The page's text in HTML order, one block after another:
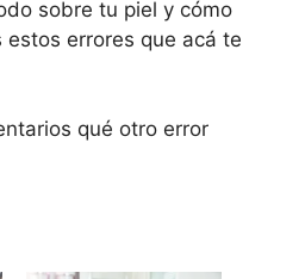
sobre tu piel y cómo
errores que acá te
qué otro error